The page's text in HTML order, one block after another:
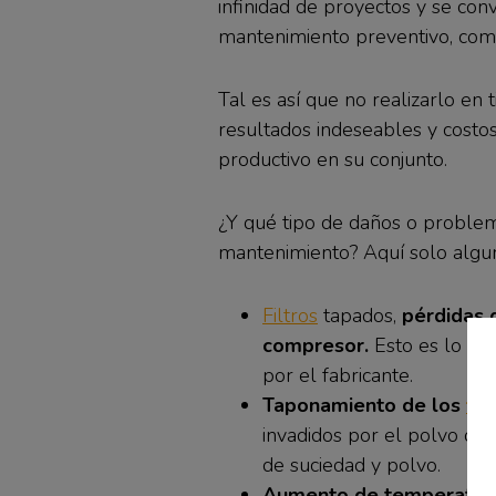
infinidad de proyectos y se
mantenimiento preventivo,
Tal es así que no realizarlo en
resultados indeseables y
productivo en su conjunto.
¿Y qué tipo de daños o
mantenimiento? Aquí solo
Filtros tapados, pérdidas
compresor. Esto es lo
por el fabricante.
Taponamiento de los
invadidos por el polvo o
de suciedad y polvo.